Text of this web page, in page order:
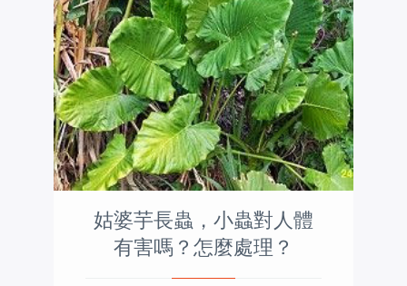
姑婆芋長蟲，小蟲對人體
有害嗎？怎麼處理？